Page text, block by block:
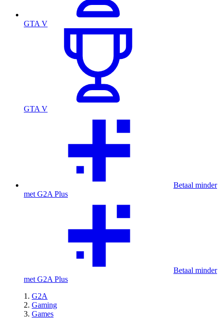
GTA V
GTA V
Betaal minder
met G2A Plus
Betaal minder
met G2A Plus
G2A
Gaming
Games